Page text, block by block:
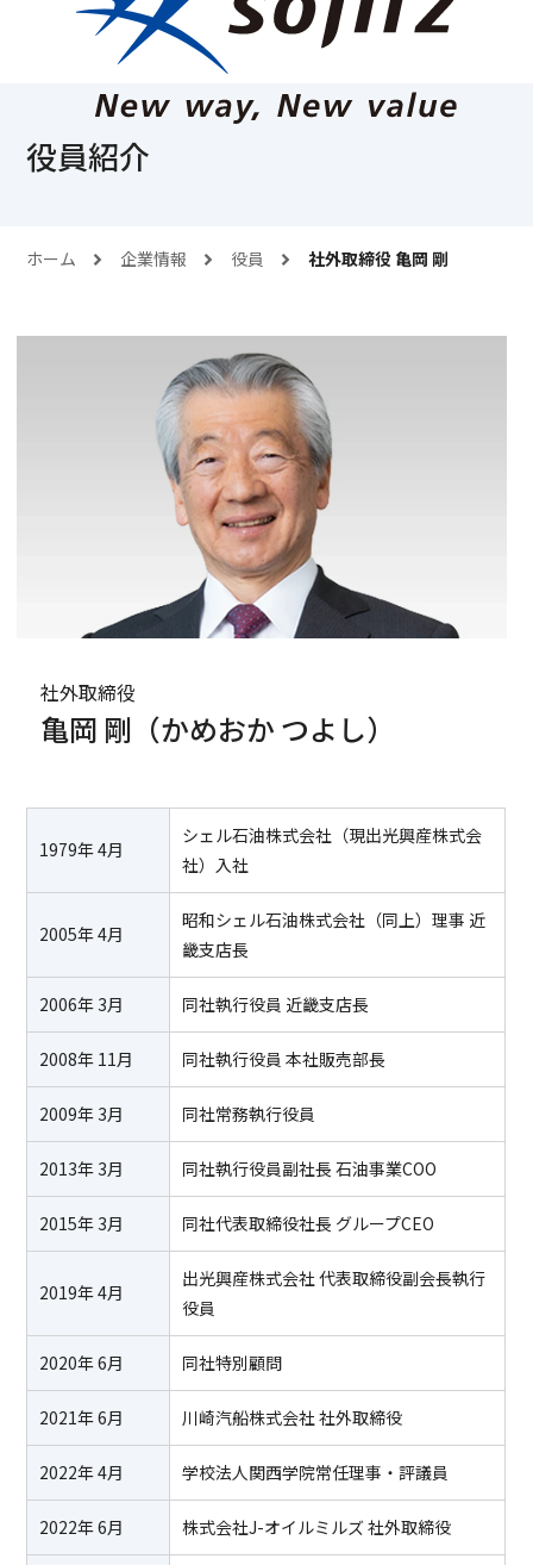
役員紹介
ホーム 企業情報 役員 社外取締役 亀岡 剛
社外取締役
亀岡 剛 （かめおか つよし）
1979年 4月
シェル石油株式会社（現出光興産株式会
社）入社
2005年 4月
昭和シェル石油株式会社（同上）理事 近
畿支店長
2006年 3月 同社執行役員 近畿支店長
2008年 11月 同社執行役員 本社販売部長
2009年 3月 同社常務執行役員
2013年 3月 同社執行役員副社長 石油事業COO
2015年 3月 同社代表取締役社長 グループCEO
2019年 4月
出光興産株式会社 代表取締役副会長執行
役員
2020年 6月 同社特別顧問
2021年 6月 川崎汽船株式会社 社外取締役
2022年 4月 学校法人関西学院常任理事・評議員
2022年 6月 株式会社J-オイルミルズ 社外取締役